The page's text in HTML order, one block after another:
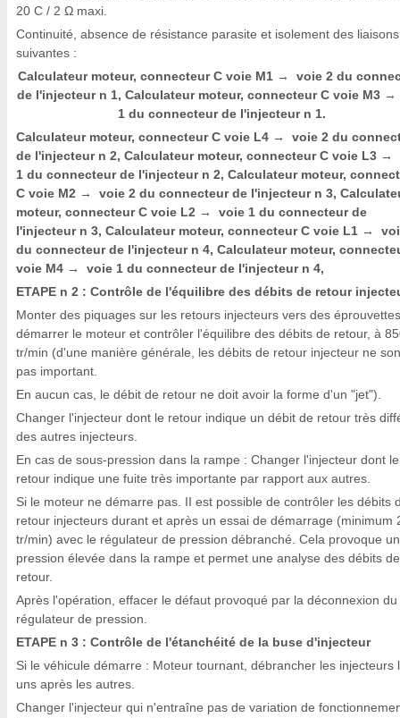
20 C / 2 Ω maxi.
Continuité, absence de résistance parasite et isolement des liaisons
suivantes :
Calculateur moteur, connecteur C voie M1 →
voie 2 du
de l'injecteur n 1, Calculateur moteur, connecteur C voie M3 →
1 du connecteur de l'injecteur n 1.
Calculateur moteur, connecteur C voie L4 →
voie 2 du
de l'injecteur n 2, Calculateur moteur, connecteur C voie L3 →
1 du connecteur de l'injecteur n 2, Calculateur moteur,
C voie M2 → voie 2 du connecteur de l'injecteur n 3,
moteur, connecteur C voie L2 → voie 1 du connecteur de
l'injecteur n 3, Calculateur moteur, connecteur C voie L1 →
du connecteur de l'injecteur n 4, Calculateur moteur,
voie M4 → voie 1 du connecteur de l'injecteur n 4,
ETAPE n 2 : Contrôle de l'équilibre des débits de retour
Monter des piquages sur les retours injecteurs vers des
démarrer le moteur et contrôler l'équilibre des débits de retour, à
tr/min (d'une manière générale, les débits de retour injecteur ne
pas important.
En aucun cas, le débit de retour ne doit avoir la forme d'un "jet").
Changer l'injecteur dont le retour indique un débit de retour très
des autres injecteurs.
En cas de sous-pression dans la rampe : Changer l'injecteur dont le
retour indique une fuite très importante par rapport aux autres.
Si le moteur ne démarre pas. II est possible de contrôler les débits
retour injecteurs durant et après un essai de démarrage (minimum
tr/min) avec le régulateur de pression débranché. Cela provoque
pression élevée dans la rampe et permet une analyse des débits de
retour.
Après l'opération, effacer le défaut provoqué par la déconnexion du
régulateur de pression.
ETAPE n 3 : Contrôle de l'étanchéité de la buse d'injecteur
Si le véhicule démarre : Moteur tournant, débrancher les injecteurs
uns après les autres.
Changer l'injecteur qui n'entraîne pas de variation de